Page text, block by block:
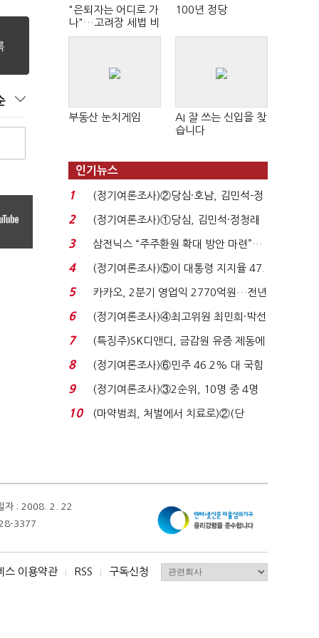
"은퇴자는 어디로 가
나"…고려장 세법 비
판 확산
100년 정당
부동산 눈치게임
AI 잘 쓰는 신입을 찾
습니다
인기뉴스
1
(정기여론조사)②당심·호남, 김민석-정
청래 '초접전'...
2
(정기여론조사)①당심, 김민석·정청래
'초접전'…대통령 ...
3
삼전닉스 “주주환원 확대 방안 마련”…
로이터에 성명...
4
(정기여론조사)⑤이 대통령 지지율 47.
7%…일주일 만에 ...
5
카카오, 2분기 영업익 2770억원…전년
비 36% 증가...
6
(정기여론조사)④최고위원 최민희·박선
원 '양강'…서미...
7
(특징주)SK디앤디, 금감원 유증 제동에
장 초반 상한가...
8
(정기여론조사)⑥민주 46.2% 대 국힘
31.0%…오차범위 밖 ...
9
(정기여론조사)③2순위, 10명 중 4명
'송영길'…정청래 '한 ...
10
(마약범죄, 처벌에서 치료로)②(단
자 : 2008. 2. 22
3377
스 이용약관 I RSS I 구독신청